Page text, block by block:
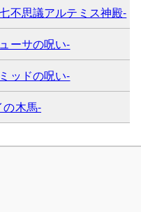
不思議アルテミス神殿-
ーサの呪い-
ッドの呪い-
の木馬-